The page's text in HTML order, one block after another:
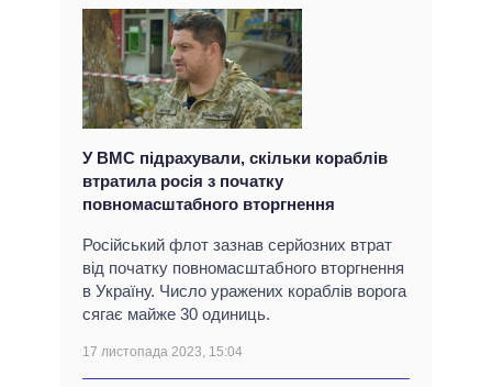
У ВМС підрахували, скільки кораблів
втратила росія з початку
повномасштабного вторгнення
Російський флот зазнав серйозних втрат
від початку повномасштабного вторгнення
в Україну. Число уражених кораблів ворога
сягає майже 30 одиниць.
17 листопада 2023, 15:04